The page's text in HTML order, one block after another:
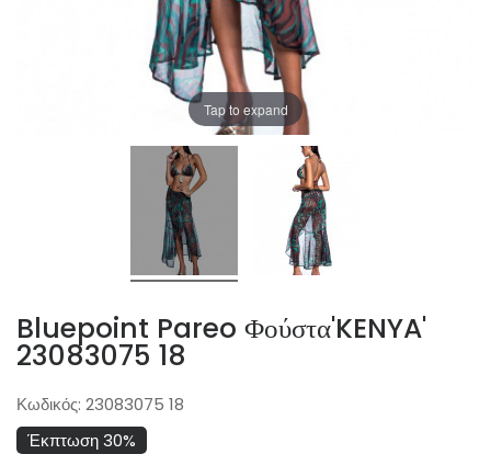
Tap to expand
Bluepoint Pareo Φούστα'KENYA'
23083075 18
Κωδικός: 23083075 18
Έκπτωση 30%